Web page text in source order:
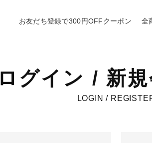
お友だち登録で300円OFFクーポン 全
ログイン / 新
LOGIN /